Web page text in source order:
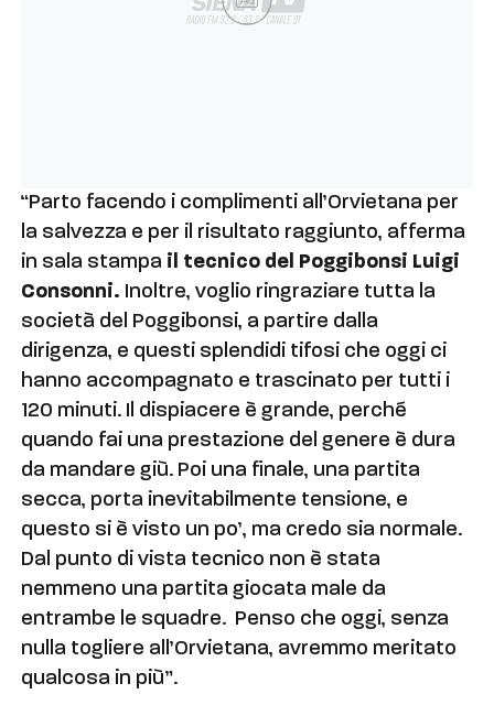
“Parto facendo i complimenti all’Orvietana per
la salvezza e per il risultato raggiunto, afferma
in sala stampa il tecnico del Poggibonsi Luigi
Consonni. Inoltre, voglio ringraziare tutta la
società del Poggibonsi, a partire dalla
dirigenza, e questi splendidi tifosi che oggi ci
hanno accompagnato e trascinato per tutti i
120 minuti. Il dispiacere è grande, perché
quando fai una prestazione del genere è dura
da mandare giù. Poi una finale, una partita
secca, porta inevitabilmente tensione, e
questo si è visto un po’, ma credo sia normale.
Dal punto di vista tecnico non è stata
nemmeno una partita giocata male da
entrambe le squadre. Penso che oggi, senza
nulla togliere all’Orvietana, avremmo meritato
qualcosa in più”.